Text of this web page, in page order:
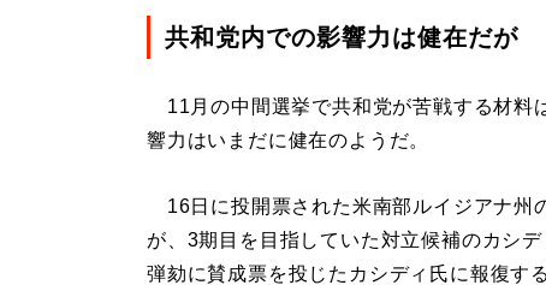
共和党内での影響力は健在だが
11月の中間選挙で共和党が苦戦する材料
響力はいまだに健在のようだ。
16日に投開票された米南部ルイジアナ州
が、3期目を目指していた対立候補のカシ
弾劾に賛成票を投じたカシディ氏に報復す